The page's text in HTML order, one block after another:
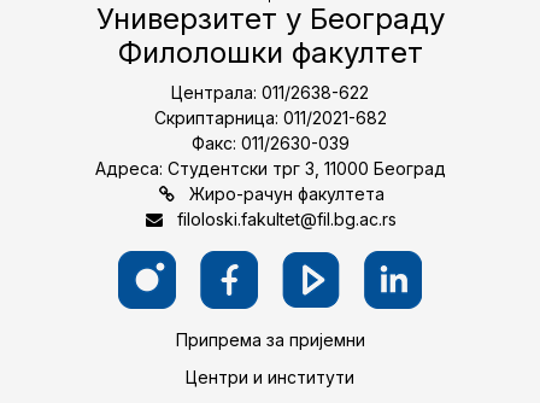
Универзитет у Београду
Филолошки факултет
Централа: 011/2638-622
Скриптарница: 011/2021-682
Факс: 011/2630-039
Адреса: Студентски трг 3, 11000 Београд
Жиро-рачун факултета
filoloski.fakultet@fil.bg.ac.rs
Припрема за пријемни
Центри и институти